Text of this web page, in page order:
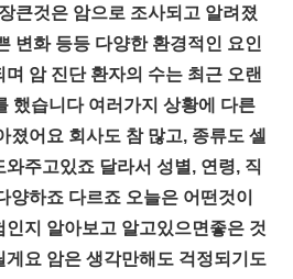
큰것은 암으로 조사되고 알려졌
변화 등등 다양한 환경적인 요인
암 진단 환자의 수는 최근 오랜
했습니다 여러가지 상황에 다른
졌어요 회사도 참 많고, 종류도 셀
주고있죠 달라서 성별, 연령, 직
양하죠 다르죠 오늘은 어떤것이
지 알아보고 알고있으면좋은 것
요 암은 생각만해도 걱정되기도